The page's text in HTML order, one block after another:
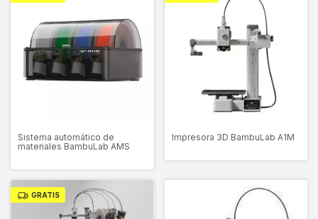
Sistema automático de
materiales BambuLab AMS
Impresora 3D BambuLab A1M
GRATIS